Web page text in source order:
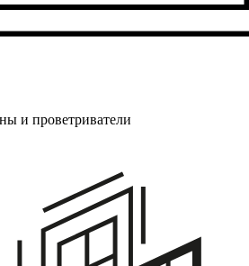
и проветриватели